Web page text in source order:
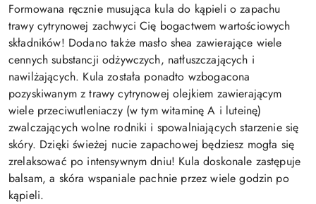
Formowana ręcznie musująca kula do kąpieli o zapachu
trawy cytrynowej zachwyci Cię bogactwem wartościowych
składników! Dodano także masło shea zawierające wiele
cennych substancji odżywczych, natłuszczających i
nawilżających. Kula została ponadto wzbogacona
pozyskiwanym z trawy cytrynowej olejkiem zawierającym
wiele przeciwutleniaczy (w tym witaminę A i luteinę)
zwalczających wolne rodniki i spowalniających starzenie się
skóry. Dzięki świeżej nucie zapachowej będziesz mogła się
zrelaksować po intensywnym dniu! Kula doskonale zastępuje
balsam, a skóra wspaniale pachnie przez wiele godzin po
kąpieli.